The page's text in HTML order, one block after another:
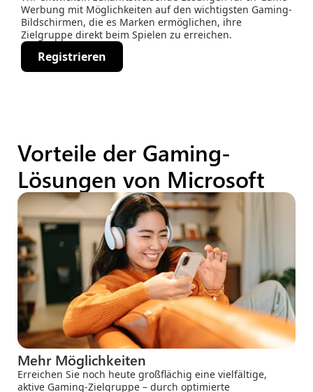
Werbung mit Möglichkeiten auf den wichtigsten Gaming-
Bildschirmen, die es Marken ermöglichen, ihre
Zielgruppe direkt beim Spielen zu erreichen.
Registrieren
Vorteile der Gaming-
Lösungen von Microsoft
Mehr Möglichkeiten
Erreichen Sie noch heute großflächig eine vielfältige,
aktive Gaming-Zielgruppe – durch optimierte